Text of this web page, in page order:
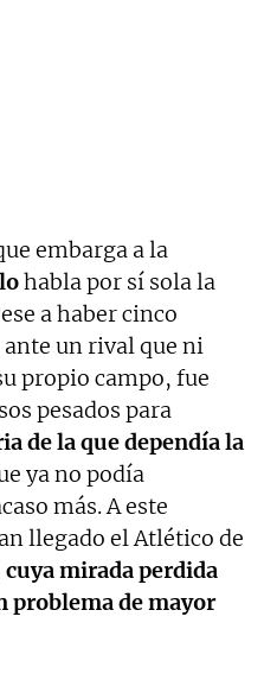
embarga a la
habla por sí sola la
a haber cinco
un rival que ni
propio campo, fue
pesados para
de la que dependía la
ya no podía
más. A este
llegado el Atlético de
cuya mirada perdida
problema de mayor